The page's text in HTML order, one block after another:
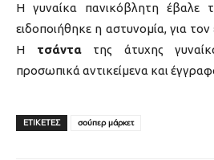
Η γυναίκα πανικόβλητη έβαλε
ειδοποιήθηκε η αστυνομία, για
Η τσάντατης άτυχης
προσωπικά αντικείμενα και
ΕΤΙΚΕΤΕΣ σούπερ μάρκετ